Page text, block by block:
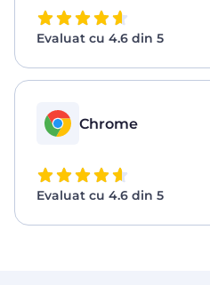
Evaluat cu 4.6 din 5
Chrome
Evaluat cu 4.6 din 5